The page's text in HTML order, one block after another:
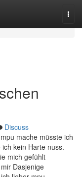
Discuss
mache müsste ich
kein Harte nuss.
mich gefühlt
Dasjenige